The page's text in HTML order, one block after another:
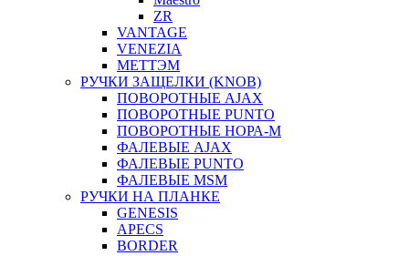
ZR
VANTAGE
VENEZIA
МЕТТЭМ
РУЧКИ ЗАЩЕЛКИ (KNOB)
ПОВОРОТНЫЕ AJAX
ПОВОРОТНЫЕ PUNTO
ПОВОРОТНЫЕ НОРА-М
ФАЛЕВЫЕ AJAX
ФАЛЕВЫЕ PUNTO
ФАЛЕВЫЕ MSM
РУЧКИ НА ПЛАНКЕ
GENESIS
APECS
BORDER